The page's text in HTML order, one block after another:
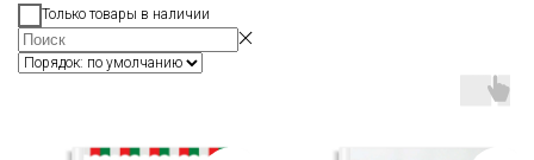
Только товары в наличии